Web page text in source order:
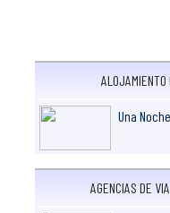
ALOJAMIENTO
Una
AGENCIAS DE